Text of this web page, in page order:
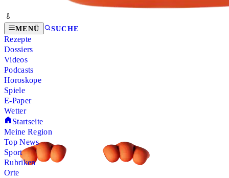
MENÜ SUCHE
Rezepte
Dossiers
Videos
Podcasts
Horoskope
Spiele
E-Paper
Wetter
Startseite
Meine Region
Top News
Sport
Rubriken
Orte